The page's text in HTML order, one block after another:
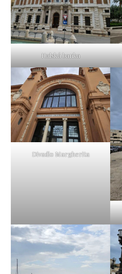
Italská banka
Divadlo Margherita